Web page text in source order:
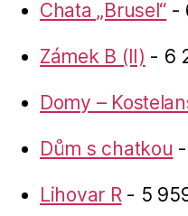
Chata „Brusel“ -
Zámek B (II) - 6
Domy –
Dům s chatkou
Lihovar R- 5